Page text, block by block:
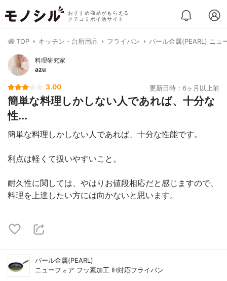
おすすめ商品がもらえる
クチコミポイ活サイト
TOP キッチン・台所用品 フライパン パール金属(PEARL) ニュ
料理研究家
azu
3.00 更新日時：6ヶ月以上前
簡単な料理しかしない人であれば、十分な
性...
簡単な料理しかしない人であれば、十分な性能です。
利点は軽くて扱いやすいこと。
耐久性に関しては、やはりお値段相応だと感じますので、
料理を上達したい方には向かないと思います。
パール金属(PEARL)
ニューフォア フッ素加工 IH対応フライパン